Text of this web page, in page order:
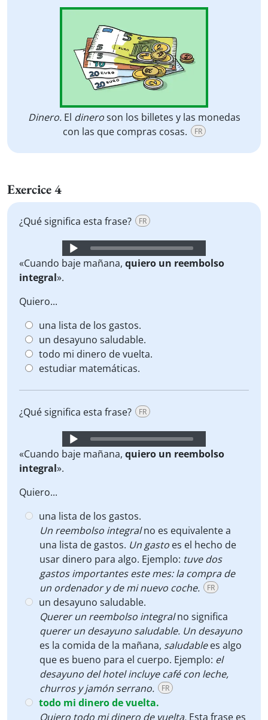
Dinero. El dineroson los billetes y las monedas
con las que compras cosas.
FR
Exercice 4
¿Qué significa esta frase? FR
Audio
Player
«Cuando baje mañana, quiero un reembolso
integral».
Quiero...
una lista de los gastos.
un desayuno saludable.
todo mi dinero de vuelta.
estudiar matemáticas.
¿Qué significa esta frase? FR
Audio
Player
«Cuando baje mañana, quiero un reembolso
integral».
Quiero...
una lista de los gastos.
Un reembolso integralno es equivalente a
una lista de gastos. Un gasto es el hecho de
usar dinero para algo. Ejemplo: tuve dos
gastos importantes este mes: la compra de
un ordenador y de mi nuevo coche.
FR
un desayuno saludable.
Querer un reembolso integralno significa
querer un desayuno saludable. Un desayuno
es la comida de la mañana, saludablees algo
que es bueno para el cuerpo. Ejemplo: el
desayuno del hotel incluye café con leche,
churros y jamón serrano.
FR
todo mi dinero de vuelta.
Quiero todo mi dinero de vuelta. Esta frase es